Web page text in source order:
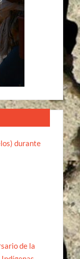
durante
de la